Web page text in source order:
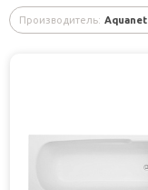
Производитель: Aquanet